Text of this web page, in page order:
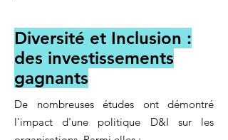
Diversité et Inclusion :
des investissements
gagnants
De nombreuses études ont démontré
l'impact d'une politique D&I sur les